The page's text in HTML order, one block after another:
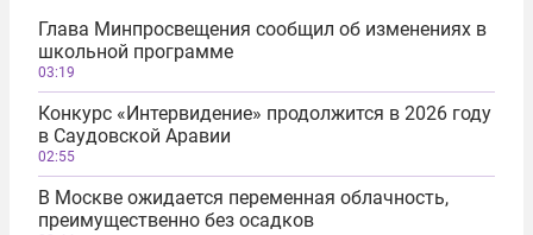
Глава Минпросвещения сообщил об изменениях в
школьной программе
03:19
Конкурс «Интервидение» продолжится в 2026 году
в Саудовской Аравии
02:55
В Москве ожидается переменная облачность,
преимущественно без осадков